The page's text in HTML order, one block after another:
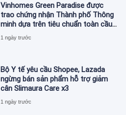
Vinhomes Green Paradise được
trao chứng nhận Thành phố Thông
minh dựa trên tiêu chuẩn toàn cầu
ISO 37122
1 ngày trước
Bộ Y tế yêu cầu Shopee, Lazada
ngừng bán sản phẩm hỗ trợ giảm
cân Slimaura Care x3
1 ngày trước